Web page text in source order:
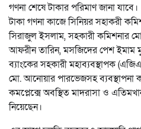
গণনা শেষে টাকার পরিমাণ জানা যাবে।
টাকা গণনা কাজে সিনিয়র সহাকরী
সিরাজুল ইসলাম, সহকারী কমিশনার
আফরীন তারিন, মসজিদের পেশ ইমাম
ব্যাংকের সহকারী মহাব্যবস্থাপক
মো. আনোয়ার পারভেজসহ ব্যবস্থাপনা
কমপ্লেক্সে অবস্থিত মাদরাসা ও
নিয়েছেন।